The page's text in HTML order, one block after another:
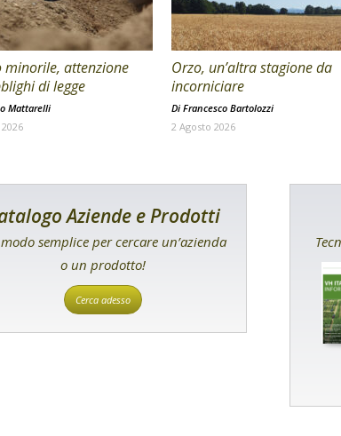
minorile, attenzione
di legge
Mattarelli
Orzo, un’altra stagione da
incorniciare
Di Francesco Bartolozzi
2 Agosto 2026
Aziende e Prodotti
semplice per cercare un’azienda
o un prodotto!
Cerca adesso